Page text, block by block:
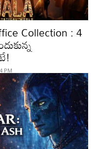
Collection : 4
PM